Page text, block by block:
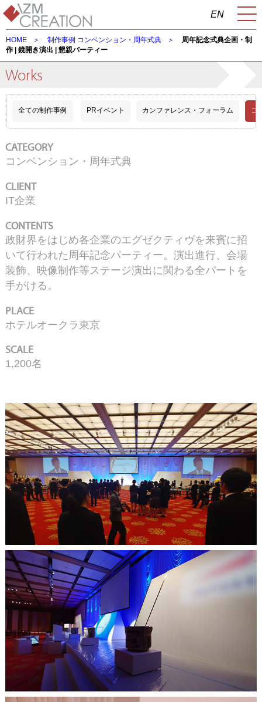
EN
HOME 制作事例 コンベンション・周年式典
周年記念式典企画・制
作 | 鏡開き演出 | 懇親パーティー
Works
全ての制作事例 PRイベント カンファレンス・フォーラム コ
CATEGORY
コンベンション・周年式典
CLIENT
IT企業
CONTENTS
政財界をはじめ各企業のエグゼクティヴを来賓に招
いて行われた周年記念パーティー。演出進行、会場
装飾、映像制作等ステージ演出に関わる全パートを
手がける。
PLACE
ホテルオークラ東京
SCALE
1,200名